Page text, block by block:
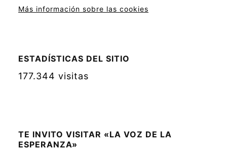
Más información sobre las cookies
ESTADÍSTICAS DEL SITIO
177.344 visitas
TE INVITO VISITAR «LA VOZ DE LA
ESPERANZA»